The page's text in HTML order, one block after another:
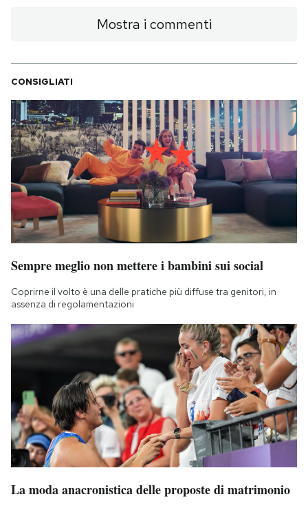
Mostra i commenti
CONSIGLIATI
Sempre meglio non mettere i bambini sui social
Coprirne il volto è una delle pratiche più diffuse tra genitori, in
assenza di regolamentazioni
La moda anacronistica delle proposte di matrimonio